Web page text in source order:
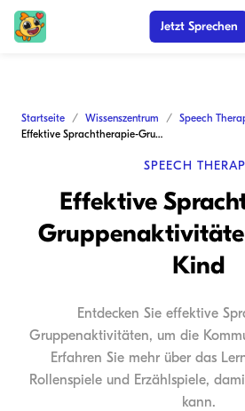
Jetzt Sprechen
Startseite Wissenszentrum
Speech
Effektive Sprachtherapie-Gruppenaktivitäten für jedes Kind
SPEECH
Effektive
Kind
Entdecken Sie effektive
Gruppenaktivitäten, um die
Erfahren Sie mehr über das
Rollenspiele und Erzählspiele,
kann.